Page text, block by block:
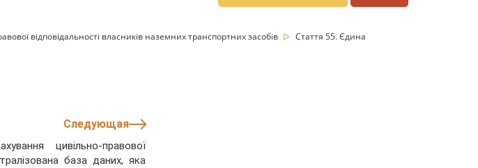
відповідальності власників наземних транспортних засобів
Стаття 55. Єдина
Следующая
цивільно-правової
база даних, яка